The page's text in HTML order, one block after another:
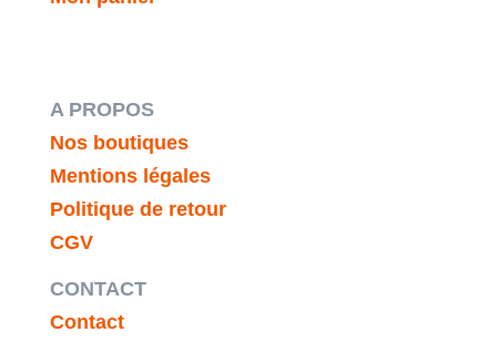
A PROPOS
Nos boutiques
Mentions légales
Politique de retour
CGV
CONTACT
Contact